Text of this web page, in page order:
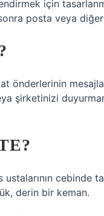
için
posta veya
önderlerinin
şirketinizi
ustalarının cebinde
derin bir keman.